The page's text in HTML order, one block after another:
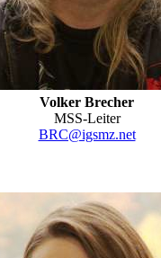
Volker Brecher
MSS-Leiter
BRC@igsmz.net